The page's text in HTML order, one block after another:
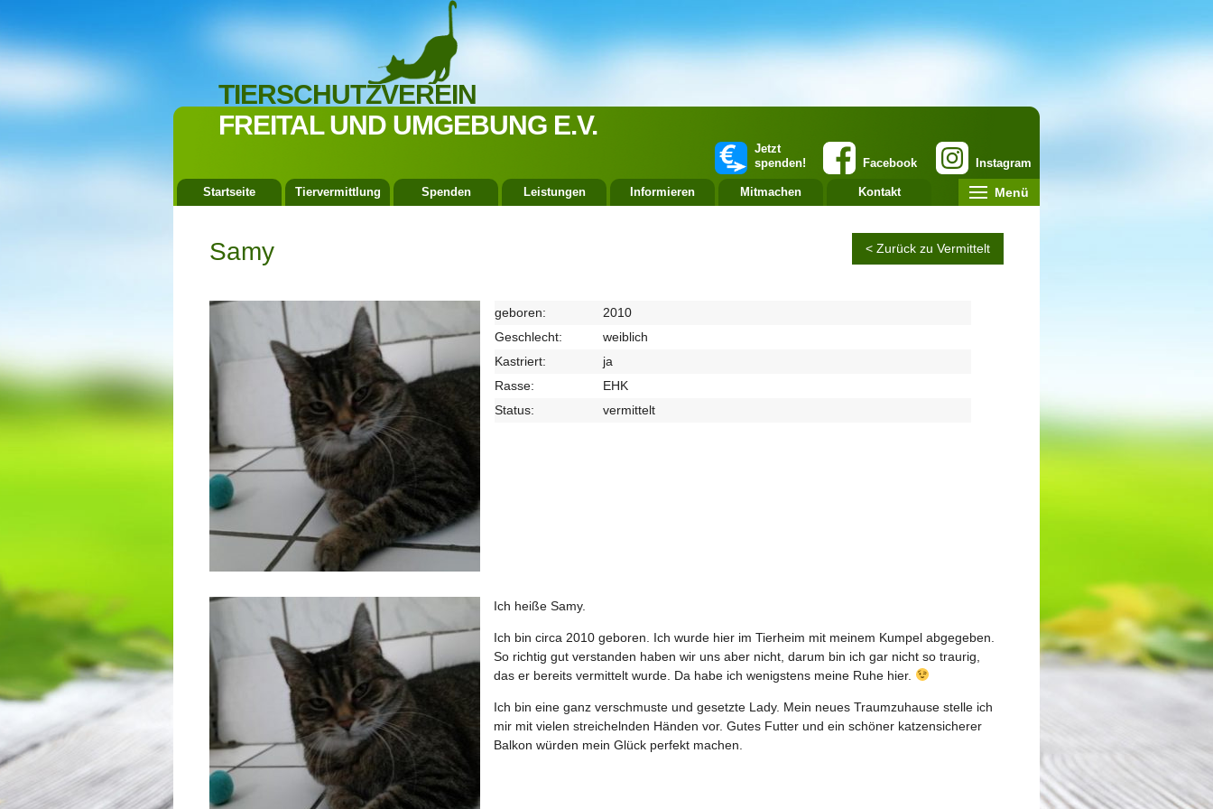
TIERSCHUTZVEREIN
FREITAL UND UMGEBUNG E.V.
Instagram
Facebook
Jetzt
spenden!
Startseite Tiervermittlung Spenden Leistungen Informieren Mitmachen Kontakt Menü
Samy < Zurück zu Vermittelt
geboren:
2010
Geschlecht:
weiblich
Kastriert:
ja
Rasse:
EHK
Status:
vermittelt
Ich heiße Samy.
Ich bin circa 2010 geboren. Ich wurde hier im Tierheim mit meinem Kumpel abgegeben.
So richtig gut verstanden haben wir uns aber nicht, darum bin ich gar nicht so traurig,
das er bereits vermittelt wurde. Da habe ich wenigstens meine Ruhe hier.
Ich bin eine ganz verschmuste und gesetzte Lady. Mein neues Traumzuhause stelle ich
mir mit vielen streichelnden Händen vor. Gutes Futter und ein schöner katzensicherer
Balkon würden mein Glück perfekt machen.